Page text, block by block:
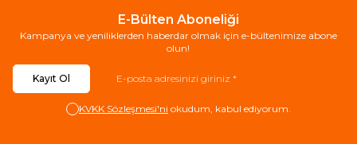
E-Bülten Aboneliği
Kampanya ve yeniliklerden haberdar olmak için e-bültenimize abone
olun!
Kayıt Ol
KVKK Sözleşmesi'ni okudum, kabul ediyorum.